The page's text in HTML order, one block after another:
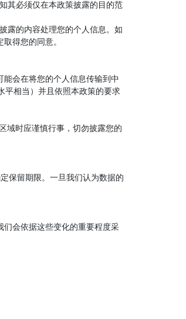
其必须仅在本政策披露的目的范
露的内容处理您的个人信息。如
得您的同意。
会在将您的个人信息传输到中
平相当）并且依照本政策的要求
域时应谨慎行事，切勿披露您的
保留期限。一旦我们认为数据的
会依据这些变化的重要程度采